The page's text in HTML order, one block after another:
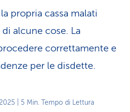
a
m
propria cassa malati
alcune cose. La
correttamente e
per le disdette.
| 5 Min. Tempo di Lettura